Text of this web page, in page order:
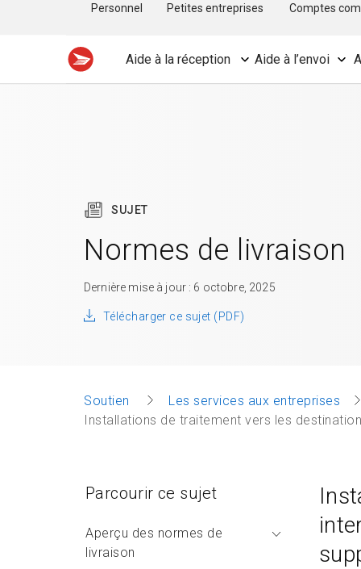
Personnel Petites entreprises Comptes
Aide à la réception Aide à l’envoi
SUJET
Normes de livraison
Dernière mise à jour : 6 octobre, 2025
Télécharger ce sujet (PDF)
Soutien
Les services aux entreprises
Installations de traitement vers les
Parcourir ce sujet
Aperçu des normes de
livraison